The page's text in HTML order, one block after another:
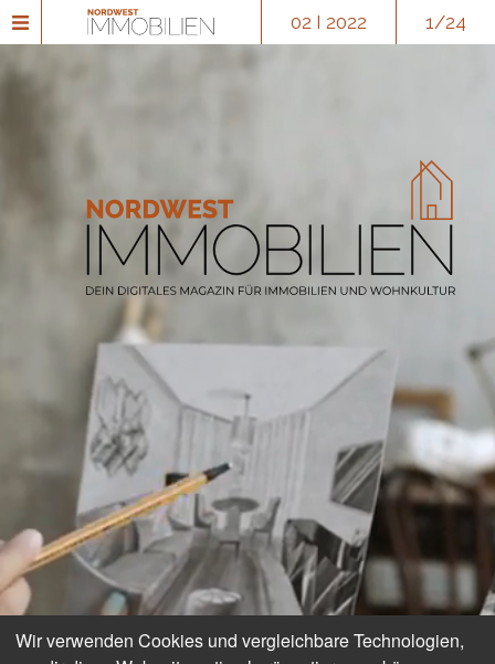
02 I 2022 1/24
Wir verwenden Cookies und vergleichbare Technologien,